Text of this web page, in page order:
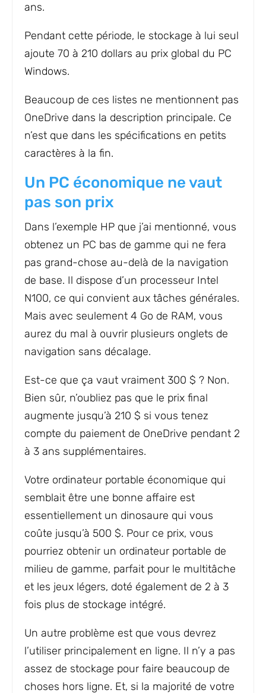
ans.
Pendant cette période, le stockage à lui seul
ajoute 70 à 210 dollars au prix global du PC
Windows.
Beaucoup de ces listes ne mentionnent pas
OneDrive dans la description principale. Ce
n’est que dans les spécifications en petits
caractères à la fin.
Un PC économique ne vaut
pas son prix
Dans l’exemple HP que j’ai mentionné, vous
obtenez un PC bas de gamme qui ne fera
pas grand-chose au-delà de la navigation
de base. Il dispose d’un processeur Intel
N100, ce qui convient aux tâches générales.
Mais avec seulement 4 Go de RAM, vous
aurez du mal à ouvrir plusieurs onglets de
navigation sans décalage.
Est-ce que ça vaut vraiment 300 $ ? Non.
Bien sûr, n’oubliez pas que le prix final
augmente jusqu’à 210 $ si vous tenez
compte du paiement de OneDrive pendant 2
à 3 ans supplémentaires.
Votre ordinateur portable économique qui
semblait être une bonne affaire est
essentiellement un dinosaure qui vous
coûte jusqu’à 500 $. Pour ce prix, vous
pourriez obtenir un ordinateur portable de
milieu de gamme, parfait pour le multitâche
et les jeux légers, doté également de 2 à 3
fois plus de stockage intégré.
Un autre problème est que vous devrez
l’utiliser principalement en ligne. Il n’y a pas
assez de stockage pour faire beaucoup de
choses hors ligne. Et, si la majorité de votre